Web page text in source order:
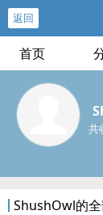
返回
首页
共
ShushOwl的